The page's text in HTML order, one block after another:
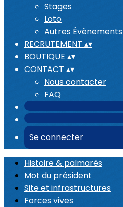
Stages
Loto
Autres Évènements
RECRUTEMENT ▴▾
BOUTIQUE ▴▾
CONTACT ▴▾
Nous contacter
FAQ
Se connecter
Histoire & palmarès
Mot du président
Site et infrastructures
Forces vives